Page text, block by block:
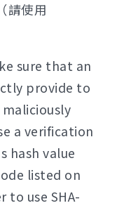
請使用
sure that an
provide to
a verification
hash value
listed on
to use SHA-